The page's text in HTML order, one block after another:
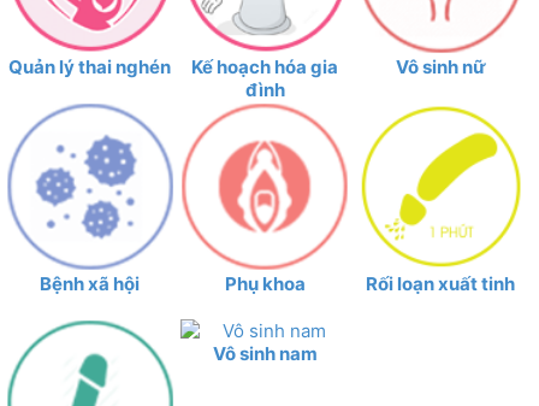
Quản lý thai nghén
Kế hoạch hóa gia
đình
Vô sinh nữ
Bệnh xã hội Phụ khoa Rối loạn xuất tinh
Vô sinh nam